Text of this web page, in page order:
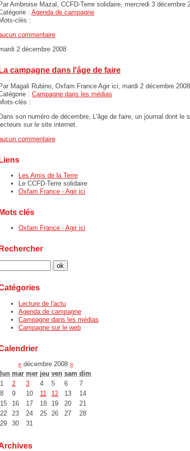
Par Ambroise Mazal, CCFD-Terre solidaire, mercredi 3 décembre
: Agenda de campagne
Mots-clés :
commentaire
2 décembre 2008
La campagne dans l'âge de faire
Magali Rubino, Oxfam France Agir ici, mardi 2 décembre 2008
: Campagne dans les médias
clés :
son numéro de décembre, L'âge de faire, un journal dont
sur le site internet.
commentaire
Liens
Les Amis de la Terre
Le CCFD-Terre solidaire
Oxfam France - Agir ici
Mots clés
Oxfam France - Agir ici
Rechercher
Lecture de l'actu
Agenda de campagne
Campagne dans les médias
Campagne sur le web
« décembre 2008 »
lun mar mer jeu ven sam dim
1
2 3 4 5 6
7
8
9 10 11 12 13
14
15
16 17 18 19 20
21
22
23 24 25 26 27
28
29
30 31